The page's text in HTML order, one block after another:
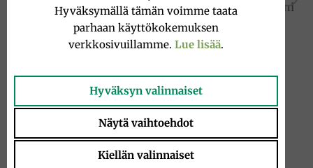
Add to
wishlist
Etnea kahvipavut 1kg, Nannini
34.90€
SALAMI
Finocchiona salami ~250g,
Salumificio Viani
11.00€
Hyväksymällä tämän voimme taata
parhaan käyttökokemuksen
verkkosivuillamme. Lue lisää.
Hyväksyn valinnaiset
Näytä vaihtoehdot
Kiellän valinnaiset